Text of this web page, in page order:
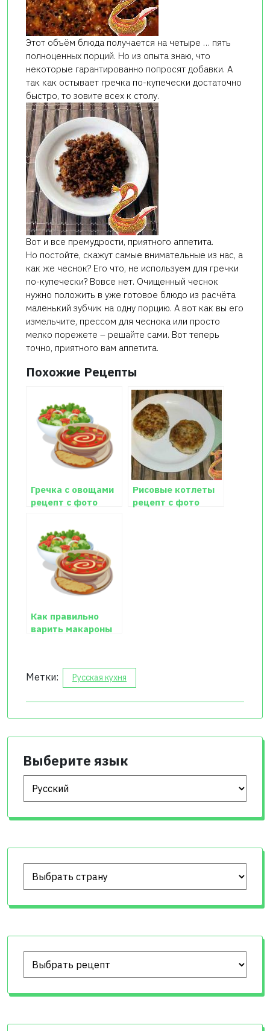
Этот объём блюда получается на четыре … пять
полноценных порций. Но из опыта знаю, что
некоторые гарантированно попросят добавки. А
так как остывает гречка по-купечески достаточно
быстро, то зовите всех к столу.
Вот и все премудрости, приятного аппетита.
Но постойте, скажут самые внимательные из нас, а
как же чеснок? Его что, не используем для гречки
по-купечески? Вовсе нет. Очищенный чеснок
нужно положить в уже готовое блюдо из расчёта
маленький зубчик на одну порцию. А вот как вы его
измельчите, прессом для чеснока или просто
мелко порежете – решайте сами. Вот теперь
точно, приятного вам аппетита.
Похожие Рецепты
Гречка с овощами
рецепт с фото
Рисовые котлеты
рецепт с фото
Как правильно
варить макароны
Метки: Русская кухня
Выберите язык
Выберите язык